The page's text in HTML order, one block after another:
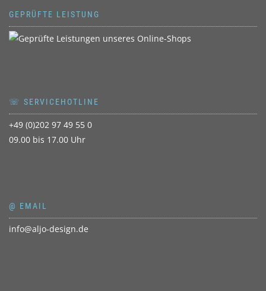
GEPRÜFTE LEISTUNG
☏ SERVICEHOTLINE
+49 (0)202 97 49 55 0
09.00 bis 17.00 Uhr
@ EMAIL
info@aljo-design.de